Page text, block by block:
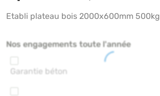
Etabli plateau bois 2000x600mm 500kg
Nos engagements toute l'année
Garantie béton